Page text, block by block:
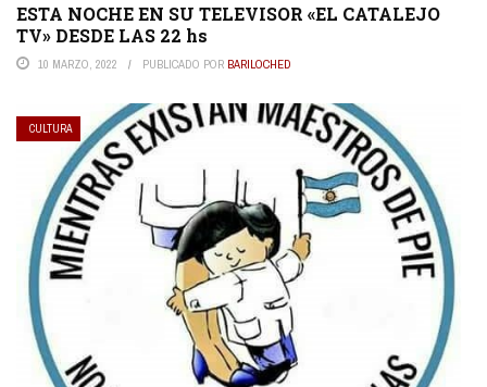
ESTA NOCHE EN SU TELEVISOR «EL CATALEJO
TV» DESDE LAS 22 hs
10 MARZO, 2022 PUBLICADO POR BARILOCHED
CULTURA